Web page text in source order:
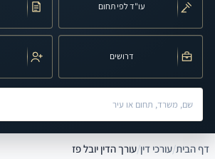
עו"ד לפי תחום
דרושים
חיפוש לפי שם, משרד, תחום משפט או עיר
דף הבית/עורכי דין/עורך הדין יובל פז